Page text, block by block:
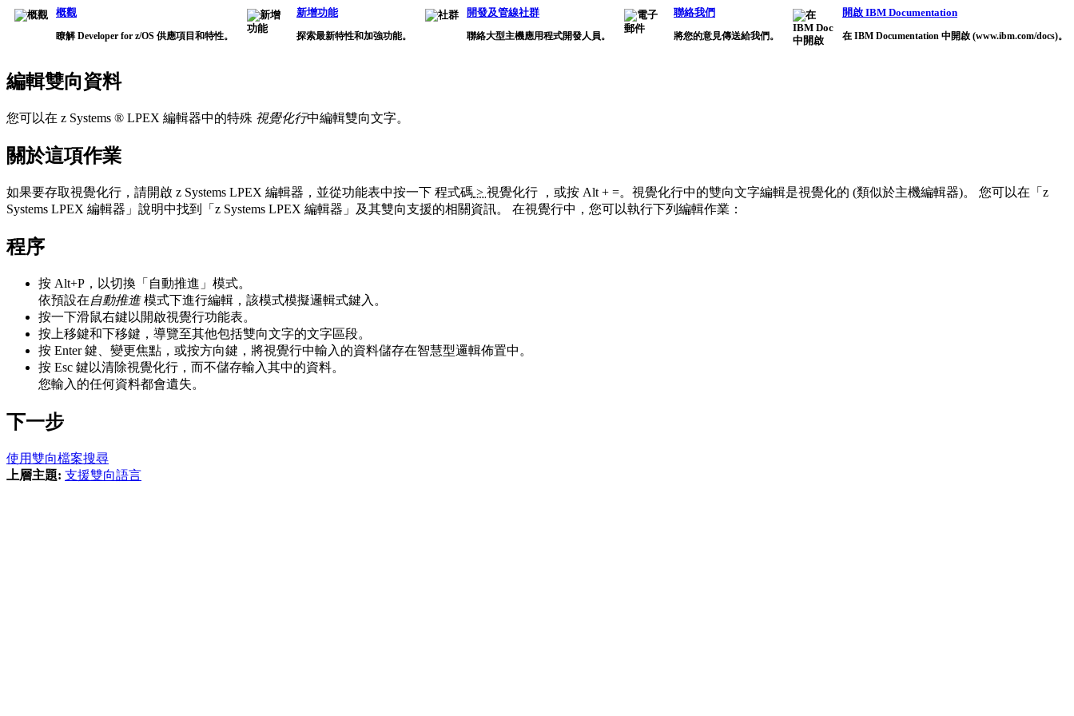
概觀
瞭解 Developer for z/OS 供應項目和特性。
新增功能
探索最新特性和加強功能。
開發及管線社群
聯絡大型主機應用程式開發人員。
聯絡我們
將您的意見傳送給我們。
開啟 IBM Documentation
在 IBM Documentation 中開啟 (www.ibm.com/docs)。
編輯雙向資料
您可以在 z Systems ® LPEX 編輯器中的特殊 視覺化行中編輯雙向文字。
關於這項作業
如果要存取視覺化行，請開啟 z Systems LPEX 編輯器，並從功能表中按一下 程式碼 > 視覺化行 ，或按 Alt + =。視覺化行中的雙向文字編輯是視覺化的 (類似於主機編輯器)。 您可以在「z
Systems LPEX 編輯器」說明中找到「z Systems LPEX 編輯器」及其雙向支援的相關資訊。 在視覺行中，您可以執行下列編輯作業：
程序
按 Alt+P，以切換「自動推進」模式。
依預設在自動推進模式下進行編輯，該模式模擬邏輯式鍵入。
按一下滑鼠右鍵以開啟視覺行功能表。
按上移鍵和下移鍵，導覽至其他包括雙向文字的文字區段。
按 Enter 鍵、變更焦點，或按方向鍵，將視覺行中輸入的資料儲存在智慧型邏輯佈置中。
按 Esc 鍵以清除視覺化行，而不儲存輸入其中的資料。
您輸入的任何資料都會遺失。
下一步
使用雙向檔案搜尋
上層主題: 支援雙向語言